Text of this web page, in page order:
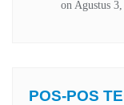
POS-POS